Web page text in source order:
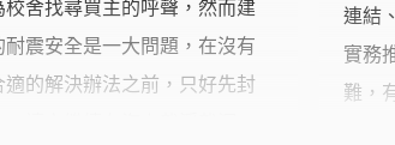
校舍找尋買主的呼聲，然而建
耐震安全是一大問題，在沒有
適的解決辦法之前，只好先封
連結
實務
難，